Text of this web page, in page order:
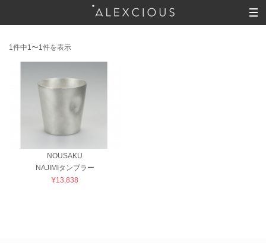
1件中1〜1件を表示
NOUSAKU
NAJIMIタンブラー
¥13,838